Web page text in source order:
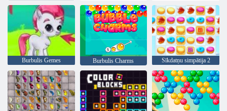
Burbulis Gemes Burbulis Charms Sīkdatņu simpātija 2